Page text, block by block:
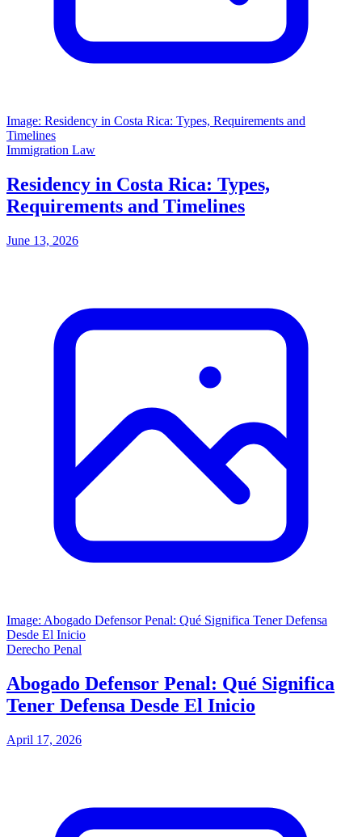
Image: Residency in Costa Rica: Types, Requirements and
Timelines
Immigration Law
Residency in Costa Rica: Types,
Requirements and Timelines
June 13, 2026
Image: Abogado Defensor Penal: Qué Significa Tener Defensa
Desde El Inicio
Derecho Penal
Abogado Defensor Penal: Qué Significa
Tener Defensa Desde El Inicio
April 17, 2026